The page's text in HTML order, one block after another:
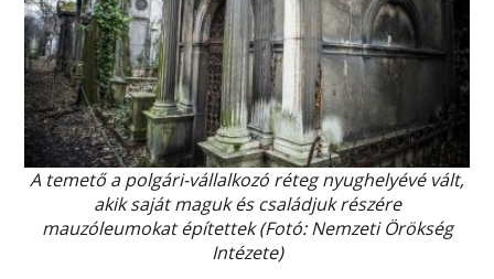
A temető a polgári-vállalkozó réteg nyughelyévé vált,
akik saját maguk és családjuk részére
mauzóleumokat építettek (Fotó: Nemzeti Örökség
Intézete)